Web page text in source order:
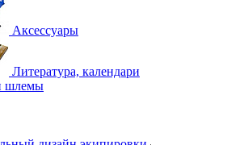
Аксессуары
Литература, календари
шлемы